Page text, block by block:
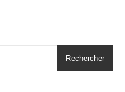
Rechercher